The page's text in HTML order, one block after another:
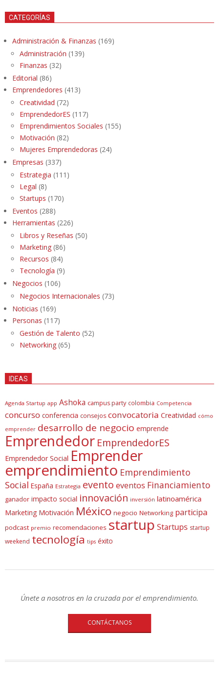
CATEGORÍAS
Administración & Finanzas (169)
Administración (139)
Finanzas (32)
Editorial (86)
Emprendedores (413)
Creatividad (72)
EmprendedorES (117)
Emprendimientos Sociales (155)
Motivación (82)
Mujeres Emprendedoras (24)
Empresas (337)
Estrategia (111)
Legal (8)
Startups (170)
Eventos (288)
Herramientas (226)
Libros y Reseñas (50)
Marketing (86)
Recursos (84)
Tecnología (9)
Negocios (106)
Negocios Internacionales (73)
Noticias (169)
Personas (117)
Gestión de Talento (52)
Networking (65)
IDEAS
Agenda Startup app Ashoka campus party colombia Competencia
concurso conferencia consejos convocatoria Creatividad cómo
emprender desarrollo de negocio emprende
Emprendedor EmprendedorES
Emprendedor Social Emprender
emprendimiento Emprendimiento
Social España Estrategia evento eventos Financiamiento
ganador impacto social innovación inversión latinoamérica
Marketing Motivación México negocio Networking participa
podcast premio recomendaciones startup Startups startup
weekend tecnología tips éxito
Únete a nosotros en la cruzada por el emprendimiento.
CONTÁCTANOS